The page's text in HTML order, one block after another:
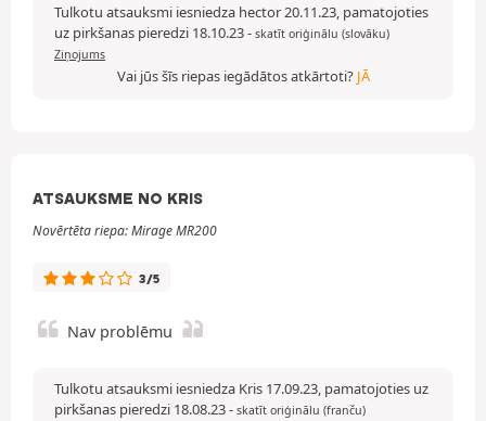
Tulkotu atsauksmi iesniedza hector 20.11.23, pamatojoties
uz pirkšanas pieredzi 18.10.23- skatīt oriģinālu (slovāku)
Ziņojums
Vai jūs šīs riepas iegādātos atkārtoti? JĀ
ATSAUKSME NO KRIS
Novērtēta riepa: Mirage MR200
3/5
Nav problēmu
Tulkotu atsauksmi iesniedza Kris 17.09.23, pamatojoties uz
pirkšanas pieredzi 18.08.23- skatīt oriģinālu (franču)